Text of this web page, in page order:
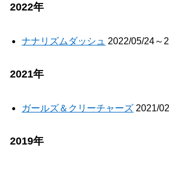
2022年
ナナリズムダッシュ 2022/05/24～
2021年
ガールズ＆クリーチャーズ 2021/
2019年